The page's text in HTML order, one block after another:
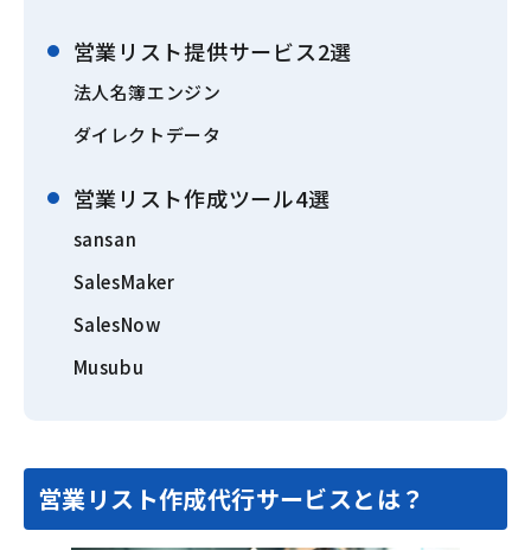
営業リスト提供サービス2選
法人名簿エンジン
ダイレクトデータ
営業リスト作成ツール4選
sansan
SalesMaker
SalesNow
Musubu
営業リスト作成代行サービスとは？